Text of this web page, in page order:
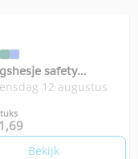
safety
12 augustus
Bekijk